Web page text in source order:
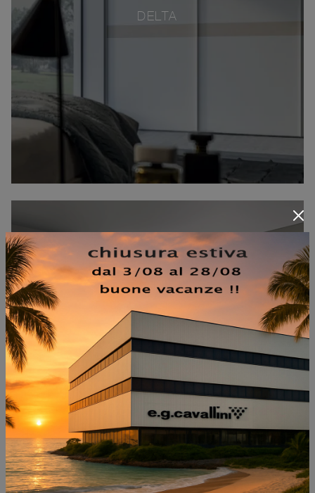
DELTA
ALA VETRO JUTA